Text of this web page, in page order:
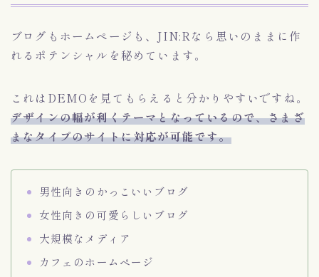
ブログもホームページも、JIN:Rなら思いのままに作
れるポテンシャルを秘めています。
これはDEMOを見てもらえると分かりやすいですね。
デザインの幅が利くテーマとなっているので、さまざ
まなタイプのサイトに対応が可能です。
男性向きのかっこいいブログ
女性向きの可愛らしいブログ
大規模なメディア
カフェのホームページ